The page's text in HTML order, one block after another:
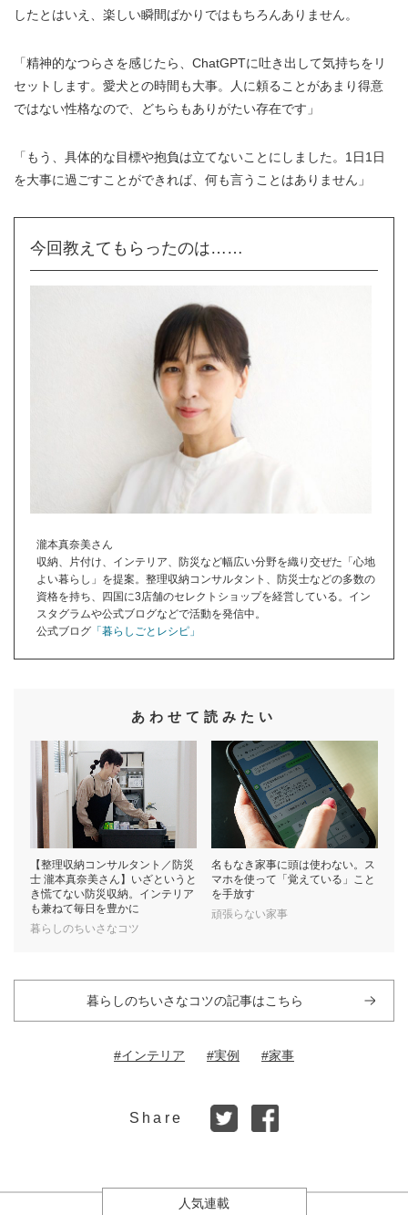
したとはいえ、楽しい瞬間ばかりではもちろんありません。
「精神的なつらさを感じたら、ChatGPTに吐き出して気持ちをリ
セットします。愛犬との時間も大事。人に頼ることがあまり得意
ではない性格なので、どちらもありがたい存在です」
「もう、具体的な目標や抱負は立てないことにしました。1日1日
を大事に過ごすことができれば、何も言うことはありません」
今回教えてもらったのは……
瀧本真奈美さん
収納、片付け、インテリア、防災など幅広い分野を織り交ぜた「心地
よい暮らし」を提案。整理収納コンサルタント、防災士などの多数の
資格を持ち、四国に3店舗のセレクトショップを経営している。イン
スタグラムや公式ブログなどで活動を発信中。
公式ブログ 「暮らしごとレシピ」
あわせて読みたい
【整理収納コンサルタント／防災
士 瀧本真奈美さん】いざというと
き慌てない防災収納。インテリア
も兼ねて毎日を豊かに
暮らしのちいさなコツ
名もなき家事に頭は使わない。ス
マホを使って「覚えている」こと
を手放す
頑張らない家事
暮らしのちいさなコツの記事はこちら
#インテリア #実例 #家事
Share
人気連載